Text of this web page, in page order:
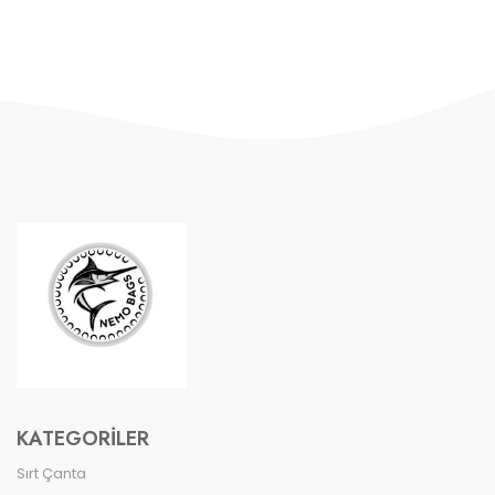
KATEGORILER
Sırt Çanta